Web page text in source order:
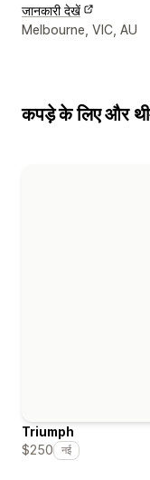
जानकारी देखें
डिज़ाइनर के संपर्क की
Melbourne, VIC, AU
कपड़े के लिए और
Triumph
$250
नई